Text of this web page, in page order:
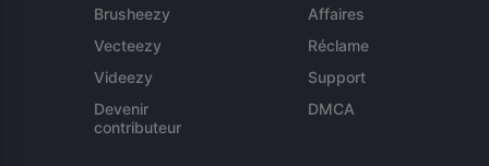
Brusheezy
Vecteezy
Videezy
Devenir
contributeur
Affaires
Réclame
Support
DMCA